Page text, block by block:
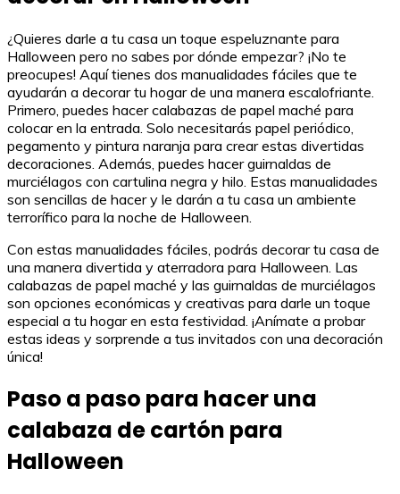
¿Quieres darle a tu casa un toque espeluznante para
Halloween pero no sabes por dónde empezar? ¡No te
preocupes! Aquí tienes dos manualidades fáciles que te
ayudarán a decorar tu hogar de una manera escalofriante.
Primero, puedes hacer calabazas de papel maché para
colocar en la entrada. Solo necesitarás papel periódico,
pegamento y pintura naranja para crear estas divertidas
decoraciones. Además, puedes hacer guirnaldas de
murciélagos con cartulina negra y hilo. Estas manualidades
son sencillas de hacer y le darán a tu casa un ambiente
terrorífico para la noche de Halloween.
Con estas manualidades fáciles, podrás decorar tu casa de
una manera divertida y aterradora para Halloween. Las
calabazas de papel maché y las guirnaldas de murciélagos
son opciones económicas y creativas para darle un toque
especial a tu hogar en esta festividad. ¡Anímate a probar
estas ideas y sorprende a tus invitados con una decoración
única!
Paso a paso para hacer una
calabaza de cartón para
Halloween